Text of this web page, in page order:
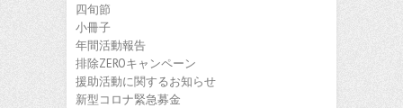
四旬節
小冊子
年間活動報告
排除ZEROキャンペーン
援助活動に関するお知らせ
新型コロナ緊急募金